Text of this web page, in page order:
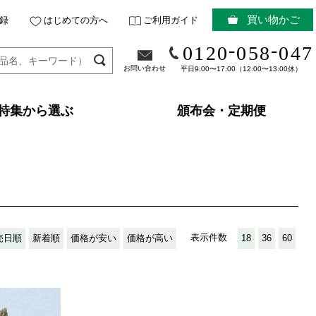
はじめての方へ ご利用ガイド 買い物かご
お問い合わせ
0120-058-047
平日9:00〜17:00（12:00〜13:00休）
集から選ぶ 頒布会・定期便
日順 新着順 価格が安い 価格が高い 表示件数 18 36 60